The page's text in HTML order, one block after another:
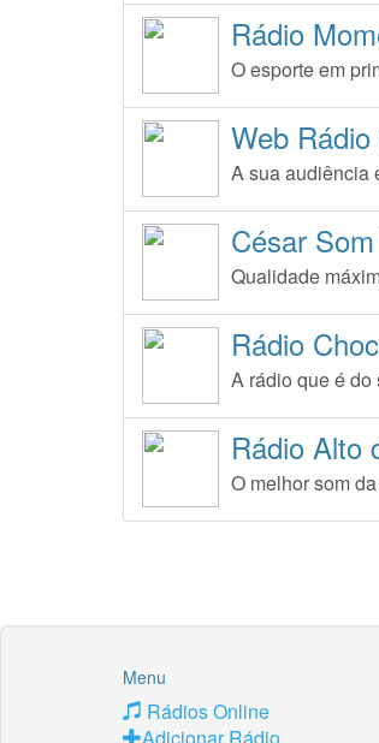
Rádio
O esporte em
Web
A sua audiência
César
Qualidade
Rádio
A rádio que é do
Rádio Alto
O melhor som
Menu
Rádios Online